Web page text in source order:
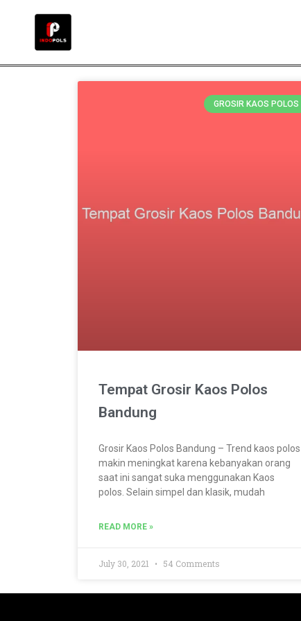
GROSIR KAOS POLOS
Tempat Grosir Kaos Polos
Bandung
Grosir Kaos Polos Bandung – Trend kaos polos
makin meningkat karena kebanyakan orang
saat ini sangat suka menggunakan Kaos
polos. Selain simpel dan klasik, mudah
READ MORE »
July 30, 2021 54 Comments